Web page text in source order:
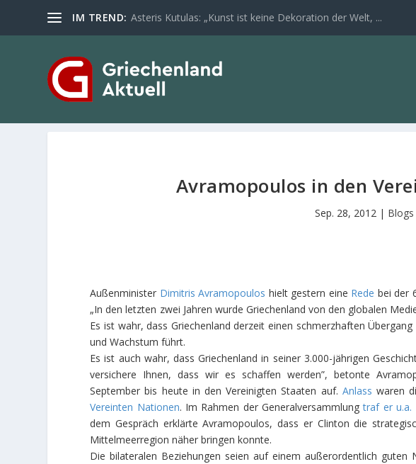
IM TREND: Asteris Kutulas: „Kunst ist keine Dekoration der Welt, ...
Avramopoulos in den
Sep. 28, 2012| Blogs
Außenminister Dimitris Avramopoulos hielt gestern eine Rede bei der
„In den letzten zwei Jahren wurde Griechenland von den globalen
Es ist wahr, dass Griechenland derzeit einen schmerzhaften
und Wachstum führt.
Es ist auch wahr, dass Griechenland in seiner 3.000-jährigen
versichere Ihnen, dass wir es schaffen werden”, betonte
September bis heute in den Vereinigten Staaten auf. Anlass waren
Vereinten Nationen. Im Rahmen der Generalversammlungtraf er u.a.
dem Gespräch erklärte Avramopoulos, dass er Clinton die
Mittelmeerregion näher bringen konnte.
Die bilateralen Beziehungen seien auf einem außerordentlich